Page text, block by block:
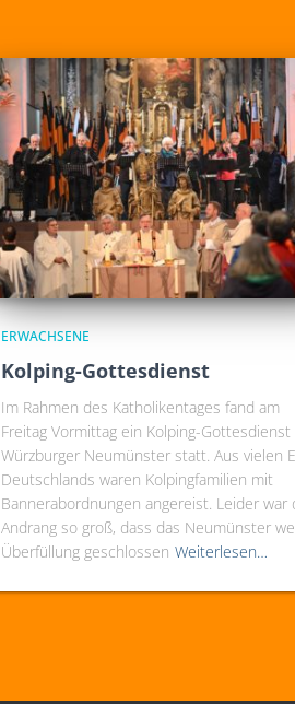
ERWACHSENE
Kolping-Gottesdienst
Im Rahmen des Katholikentages fand am
Freitag Vormittag ein Kolping-Gottesdienst
Würzburger Neumünster statt. Aus vielen
Deutschlands waren Kolpingfamilien mit
Bannerabordnungen angereist. Leider war
Andrang so groß, dass das Neumünster
Überfüllung geschlossen Weiterlesen…